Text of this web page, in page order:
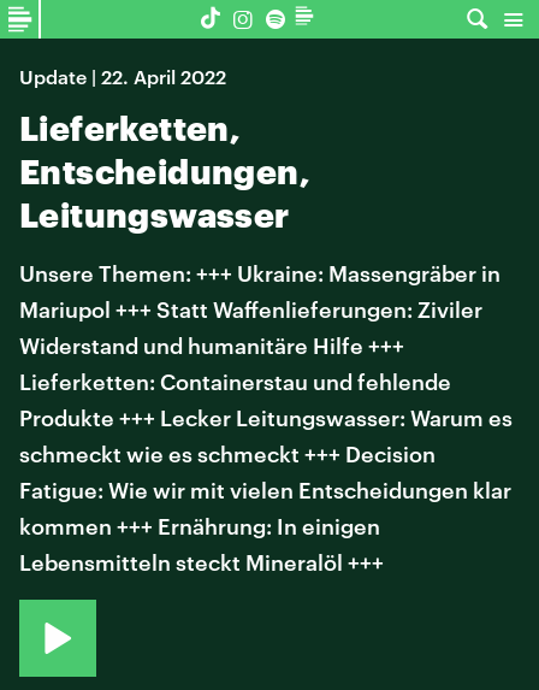
Update | 22. April 2022
Lieferketten,
Entscheidungen,
Leitungswasser
Unsere Themen: +++ Ukraine: Massengräber in
Mariupol +++ Statt Waffenlieferungen: Ziviler
Widerstand und humanitäre Hilfe +++
Lieferketten: Containerstau und fehlende
Produkte +++ Lecker Leitungswasser: Warum es
schmeckt wie es schmeckt +++ Decision
Fatigue: Wie wir mit vielen Entscheidungen klar
kommen +++ Ernährung: In einigen
Lebensmitteln steckt Mineralöl +++